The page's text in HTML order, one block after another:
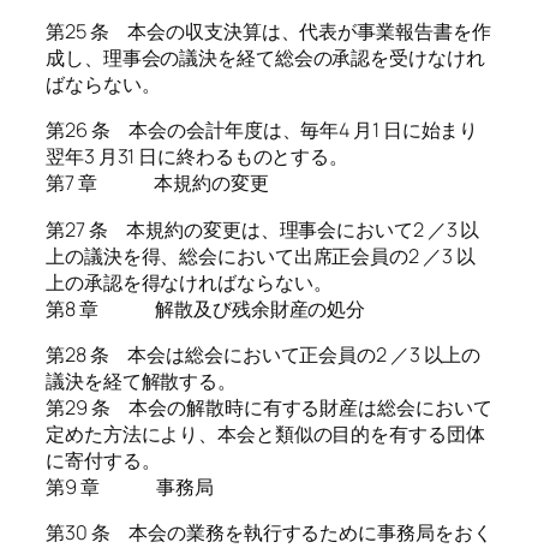
第25 条 本会の収支決算は、代表が事業報告書を作
成し、理事会の議決を経て総会の承認を受けなけれ
ばならない。
第26 条 本会の会計年度は、毎年4 月1 日に始まり
翌年3 月31 日に終わるものとする。
第7 章 本規約の変更
第27 条 本規約の変更は、理事会において2 ／3 以
上の議決を得、総会において出席正会員の2 ／3 以
上の承認を得なければならない。
第8 章 解散及び残余財産の処分
第28 条 本会は総会において正会員の2 ／3 以上の
議決を経て解散する。
第29 条 本会の解散時に有する財産は総会において
定めた方法により、本会と類似の目的を有する団体
に寄付する。
第9 章 事務局
第30 条 本会の業務を執行するために事務局をおく